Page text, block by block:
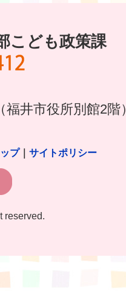
こども政策課
福井市役所別館2階
プ｜ サイトポリシー
reserved.